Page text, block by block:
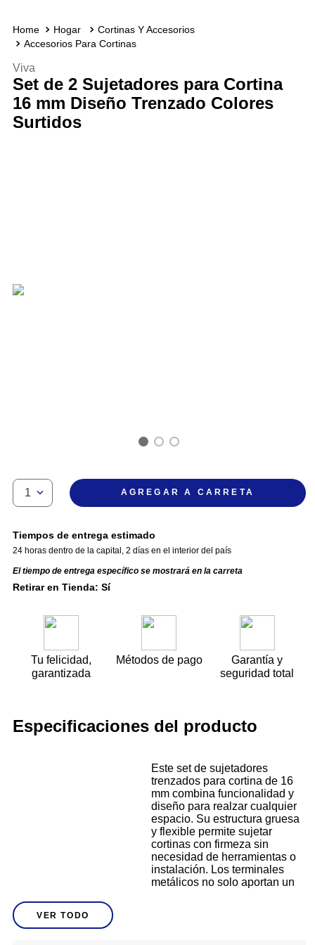
Hogar
Cortinas Y Accesorios
Accesorios Para Cortinas
Viva
Set de 2 Sujetadores para Cortina
16 mm Diseño Trenzado Colores
Surtidos
1 AGREGAR A CARRETA
Tiempos de entrega estimado
24 horas dentro de la capital 2 días en el interior del país
El tiempo de entrega específico se mostrará en la carreta
Retirar en Tienda: Sí
Tu felicidad,
garantizada
Métodos de pago
Garantía y
seguridad total
Especificaciones del producto
Este set de sujetadores
trenzados para cortina de 16
mm combina funcionalidad y
diseño para realzar cualquier
espacio. Su estructura gruesa
y flexible permite sujetar
cortinas con firmeza sin
necesidad de herramientas o
instalación. Los terminales
metálicos no solo aportan un
VER TODO